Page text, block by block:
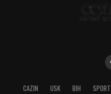
CAZIN USK BIH SPORT